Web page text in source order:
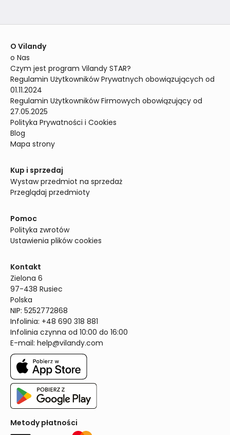
O Vilandy
o Nas
Czym jest program Vilandy STAR?
Regulamin Użytkowników Prywatnych obowiązujących od
01.11.2024
Regulamin Użytkowników Firmowych obowiązujący od
27.05.2025
Polityka Prywatności i Cookies
Blog
Mapa strony
Kup i sprzedaj
Wystaw przedmiot na sprzedaż
Przeglądaj przedmioty
Pomoc
Polityka zwrotów
Ustawienia plików cookies
Kontakt
Zielona 6
97-438 Rusiec
Polska
NIP: 5252772868
Infolinia: +48 690 318 881
Infolinia czynna od 10:00 do 16:00
E-mail: help@vilandy.com
Metody płatności